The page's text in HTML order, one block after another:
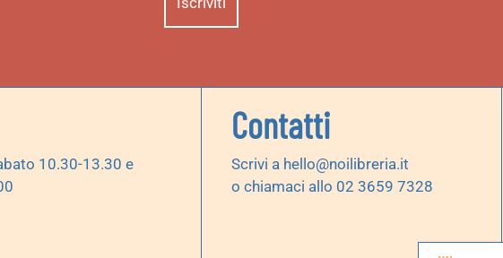
10.30-13.30 e
Contatti
Scrivi a hello@noilibreria.it
o chiamaci allo 02 3659 7328